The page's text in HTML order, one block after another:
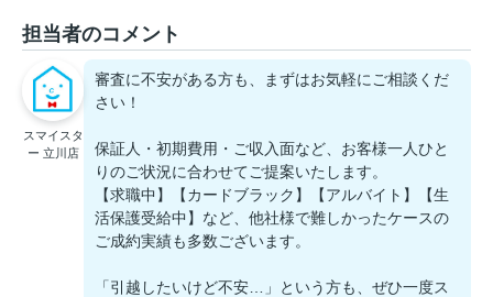
担当者のコメント
スマイスタ
ー 立川店
審査に不安がある方も、まずはお気軽にご相談くだ
さい！
保証人・初期費用・ご収入面など、お客様一人ひと
りのご状況に合わせてご提案いたします。
【求職中】【カードブラック】【アルバイト】【生
活保護受給中】など、他社様で難しかったケースの
ご成約実績も多数ございます。
「引越したいけど不安…」という方も、ぜひ一度ス